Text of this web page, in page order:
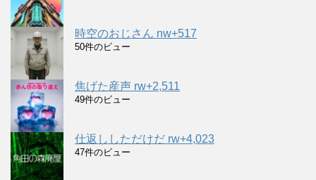
時空のおじさん nw+517
50件のビュー
焦げた産声 rw+2,511
49件のビュー
仕返ししただけだ rw+4,023
47件のビュー